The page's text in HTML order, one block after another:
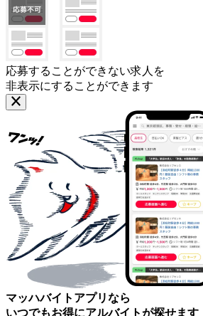
応募することができない求人を
非表示にすることができます
マッハバイトアプリなら
いつでもお得にアルバイトが探せます